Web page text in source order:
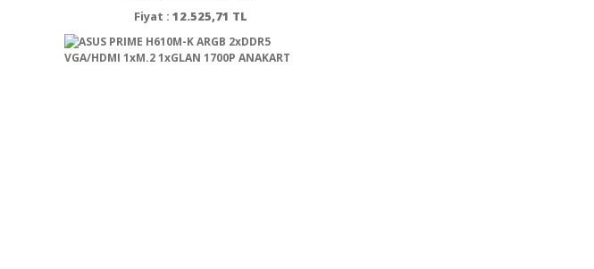
Fiyat : 12.525,71 TL